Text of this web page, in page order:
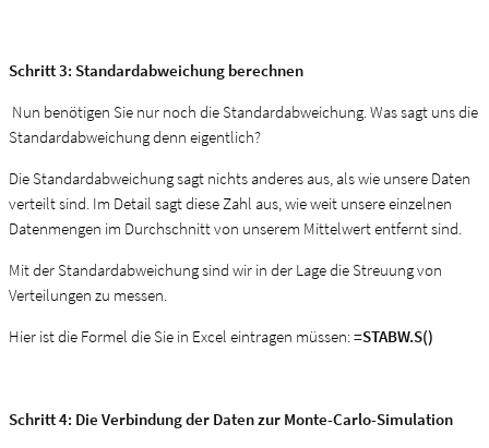
Schritt 3: Standardabweichung berechnen
Nun benötigen Sie nur noch die Standardabweichung. Was sagt uns die
Standardabweichung denn eigentlich?
Die Standardabweichung sagt nichts anderes aus, als wie unsere Daten
verteilt sind. Im Detail sagt diese Zahl aus, wie weit unsere einzelnen
Datenmengen im Durchschnitt von unserem Mittelwert entfernt sind.
Mit der Standardabweichung sind wir in der Lage die Streuung von
Verteilungen zu messen.
Hier ist die Formel die Sie in Excel eintragen müssen:=STABW.S()
Schritt 4: Die Verbindung der Daten zur Monte-Carlo-Simulation